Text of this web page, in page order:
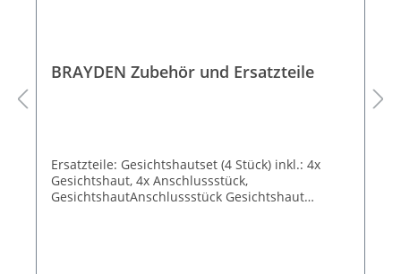
BRAYDEN Zubehör und Ersatzteile
Ersatzteile: Gesichtshautset (4 Stück) inkl.: 4x
Gesichtshaut, 4x Anschlussstück,
GesichtshautAnschlussstück Gesichtshaut